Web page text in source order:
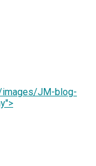
images/JM-blog-